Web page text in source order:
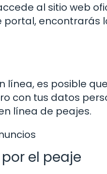
al sitio web
encontrarás
línea, es posible
con tus datos
línea de peajes.
el peaje